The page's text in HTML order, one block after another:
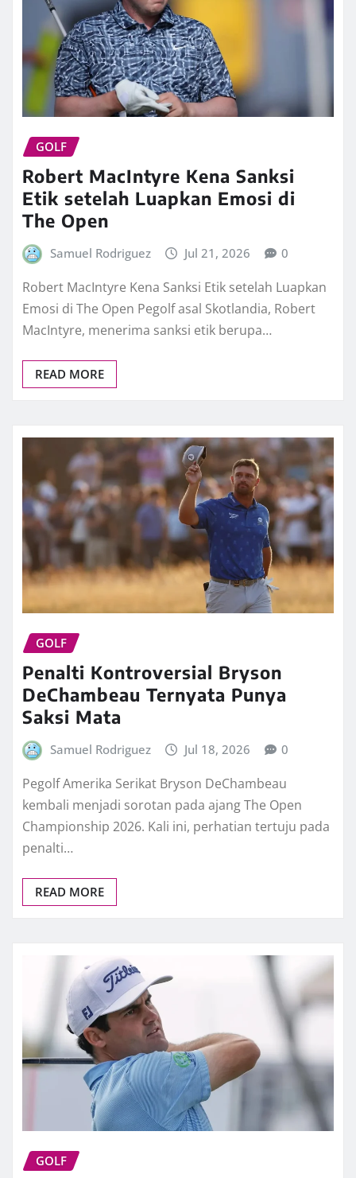
GOLF
Robert MacIntyre Kena Sanksi
Etik setelah Luapkan Emosi di
The Open
Samuel Rodriguez Jul 21, 2026 0
Robert MacIntyre Kena Sanksi Etik setelah Luapkan
Emosi di The Open Pegolf asal Skotlandia, Robert
MacIntyre, menerima sanksi etik berupa…
READ MORE
GOLF
Penalti Kontroversial Bryson
DeChambeau Ternyata Punya
Saksi Mata
Samuel Rodriguez Jul 18, 2026 0
Pegolf Amerika Serikat Bryson DeChambeau
kembali menjadi sorotan pada ajang The Open
Championship 2026. Kali ini, perhatian tertuju pada
penalti…
READ MORE
GOLF